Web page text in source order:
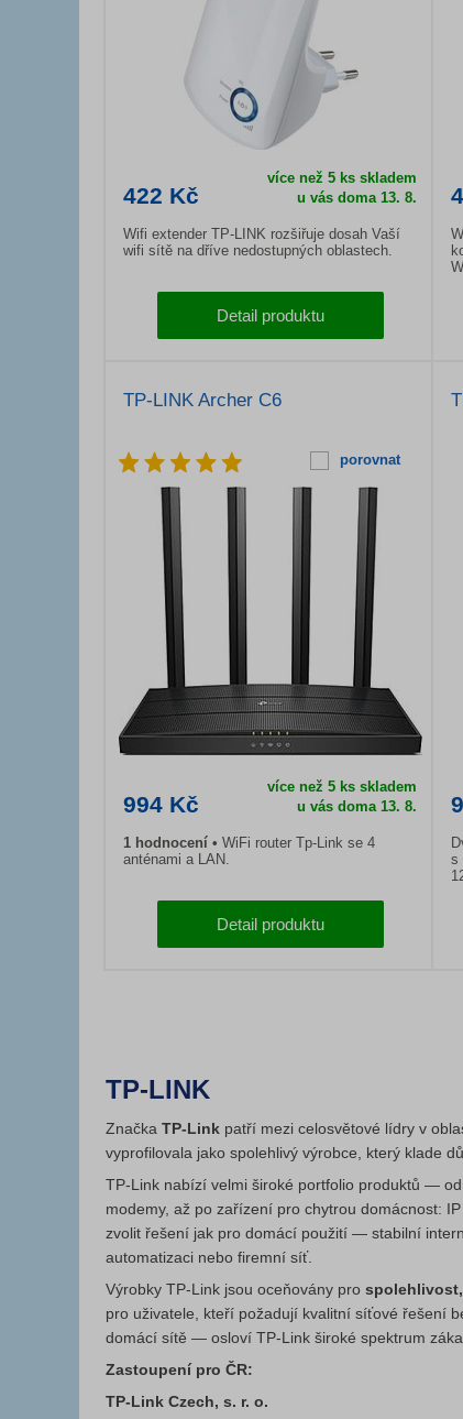
422 Kč
více než 5 ks skladem
u vás doma 13. 8.
Wifi extender TP-LINK rozšiřuje dosah Vaší
wifi sítě na dříve nedostupných oblastech.
Detail produktu
TP-LINK Archer C6
porovnat
994 Kč
více než 5 ks skladem
u vás doma 13. 8.
1 hodnocení
WiFi router Tp-Link se 4
anténami a LAN.
Detail produktu
s
TP-LINK
Značka TP‑Link patří mezi celosvětové lídry v
vyprofilovala jako spolehlivý výrobce, který klade
TP‑Link nabízí velmi široké portfolio produktů —
modemy, až po zařízení pro chytrou domácnost:
zvolit řešení jak pro domácí použití — stabilní
automatizaci nebo firemní síť.
Výrobky TP‑Link jsou oceňovány pro
pro uživatele, kteří požadují kvalitní síťové řešení
domácí sítě — osloví TP‑Link široké spektrum
Zastoupení pro ČR:
TP-Link Czech, s. r. o.